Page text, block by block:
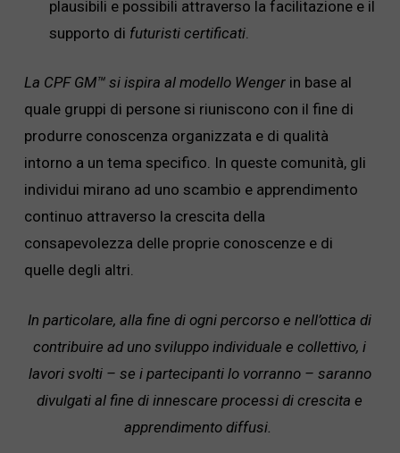
plausibili e possibili attraverso la facilitazione e il
supporto di futuristi certificati
La CPF GM™ si ispira al modello Wengerin base al
quale gruppi di persone si riuniscono con il fine di
produrre conoscenza organizzata e di qualità
intorno a un tema specifico. In queste comunità, gli
individui mirano ad uno scambio e apprendimento
continuo attraverso la crescita della
consapevolezza delle proprie conoscenze e di
quelle degli altri.
In particolare, alla fine di ogni percorso e nell’ottica di
contribuire ad uno sviluppo individuale e collettivo, i
lavori svolti – se i partecipanti lo vorranno – saranno
divulgati al fine di innescare processi di crescita e
apprendimento diffusi.